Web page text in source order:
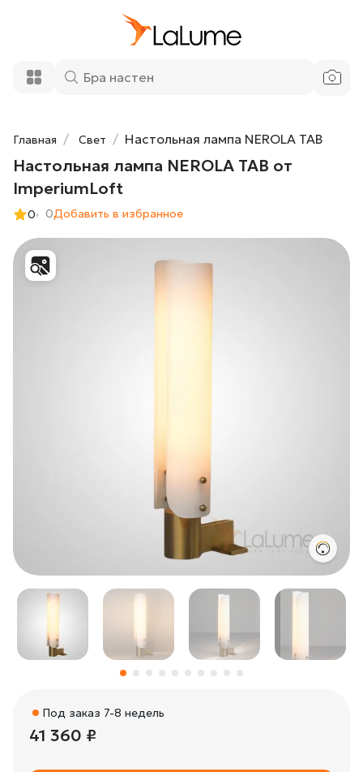
Главная Свет Настольная лампа NEROLA TAB
Настольная лампа NEROLA TAB от
ImperiumLoft
0 0Добавить в избранное
Под заказ 7-8 недель
41 360 ₽
ImperiumLoft